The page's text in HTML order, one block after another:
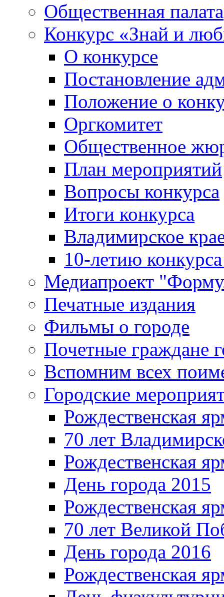
Общественная палата
Конкурс «Знай и
О конкурсе
Постановление
Положение о
Оргкомитет
Общественное
План мероприятий
Вопросы конкурса
Итоги конкурса
Владимирское
10-летию
Медиапроект
Печатные издания
Фильмы о городе
Почетные граждане
Вспомним всех
Городские
Рождественская
70 лет
Рождественская
День города 2015
Рождественская
70 лет Великой
День города 2016
Рождественская